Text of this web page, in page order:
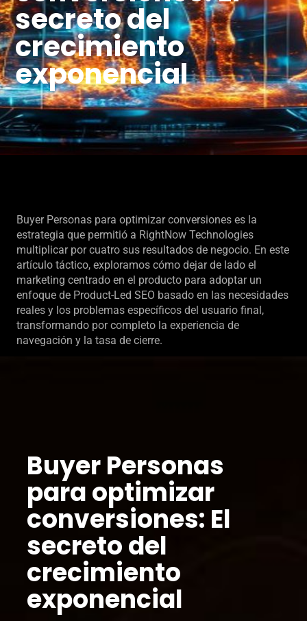
secreto del
crecimiento
exponencial
Buyer Personas para optimizar conversiones es la
estrategia que permitió a RightNow Technologies
multiplicar por cuatro sus resultados de negocio. En este
artículo táctico, exploramos cómo dejar de lado el
marketing centrado en el producto para adoptar un
enfoque de Product-Led SEO basado en las necesidades
reales y los problemas específicos del usuario final,
transformando por completo la experiencia de
navegación y la tasa de cierre.
Buyer Personas
para optimizar
conversiones: El
secreto del
crecimiento
exponencial